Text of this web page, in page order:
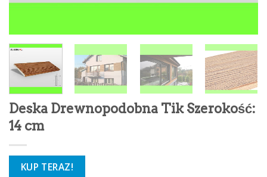
Deska Drewnopodobna Tik Szerokość:
14 cm
KUP TERAZ!